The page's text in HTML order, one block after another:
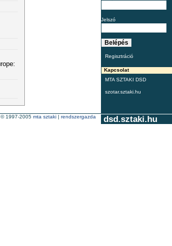
Jelszó
Regisztráció
Kapcsolat
MTA SZTAKI DSD
szotar.sztaki.hu
dsd.sztaki.hu
1997-2005 mta sztaki | rendszergazda